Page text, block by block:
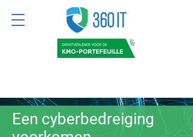
Een cyberbedreiging